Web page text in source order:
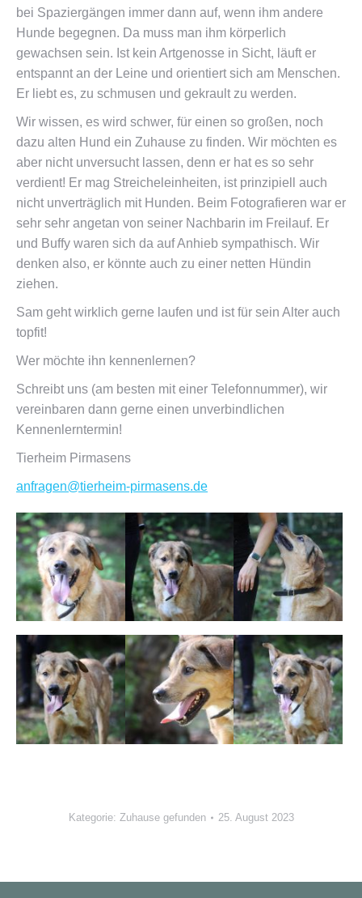
bei Spaziergängen immer dann auf, wenn ihm andere
Hunde begegnen. Da muss man ihm körperlich
gewachsen sein. Ist kein Artgenosse in Sicht, läuft er
entspannt an der Leine und orientiert sich am Menschen.
Er liebt es, zu schmusen und gekrault zu werden.
Wir wissen, es wird schwer, für einen so großen, noch
dazu alten Hund ein Zuhause zu finden. Wir möchten es
aber nicht unversucht lassen, denn er hat es so sehr
verdient! Er mag Streicheleinheiten, ist prinzipiell auch
nicht unverträglich mit Hunden. Beim Fotografieren war er
sehr sehr angetan von seiner Nachbarin im Freilauf. Er
und Buffy waren sich da auf Anhieb sympathisch. Wir
denken also, er könnte auch zu einer netten Hündin
ziehen.
Sam geht wirklich gerne laufen und ist für sein Alter auch
topfit!
Wer möchte ihn kennenlernen?
Schreibt uns (am besten mit einer Telefonnummer), wir
vereinbaren dann gerne einen unverbindlichen
Kennenlerntermin!
Tierheim Pirmasens
anfragen@tierheim-pirmasens.de
Kategorie: Zuhause gefunden 25. August 2023